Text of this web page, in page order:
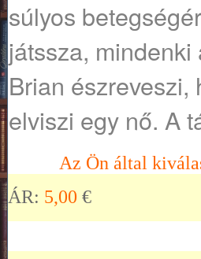
súlyos
játssza,
Brian
elviszi egy nő. A
Az Ön által
ÁR: 5,00 €